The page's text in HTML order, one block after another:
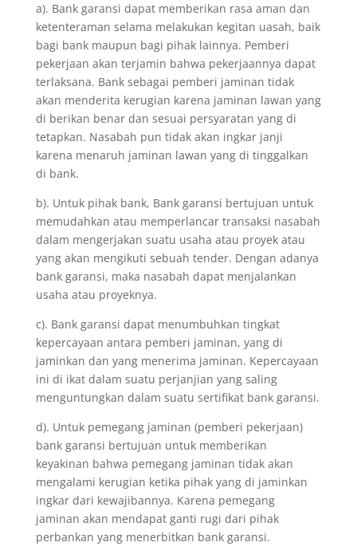
a). Bank garansi dapat memberikan rasa aman dan
ketenteraman selama melakukan kegitan uasah, baik
bagi bank maupun bagi pihak lainnya. Pemberi
pekerjaan akan terjamin bahwa pekerjaannya dapat
terlaksana. Bank sebagai pemberi jaminan tidak
akan menderita kerugian karena jaminan lawan yang
di berikan benar dan sesuai persyaratan yang di
tetapkan. Nasabah pun tidak akan ingkar janji
karena menaruh jaminan lawan yang di tinggalkan
di bank.
b). Untuk pihak bank, Bank garansi bertujuan untuk
memudahkan atau memperlancar transaksi nasabah
dalam mengerjakan suatu usaha atau proyek atau
yang akan mengikuti sebuah tender. Dengan adanya
bank garansi, maka nasabah dapat menjalankan
usaha atau proyeknya.
c). Bank garansi dapat menumbuhkan tingkat
kepercayaan antara pemberi jaminan, yang di
jaminkan dan yang menerima jaminan. Kepercayaan
ini di ikat dalam suatu perjanjian yang saling
menguntungkan dalam suatu sertifikat bank garansi.
d). Untuk pemegang jaminan (pemberi pekerjaan)
bank garansi bertujuan untuk memberikan
keyakinan bahwa pemegang jaminan tidak akan
mengalami kerugian ketika pihak yang di jaminkan
ingkar dari kewajibannya. Karena pemegang
jaminan akan mendapat ganti rugi dari pihak
perbankan yang menerbitkan bank garansi.